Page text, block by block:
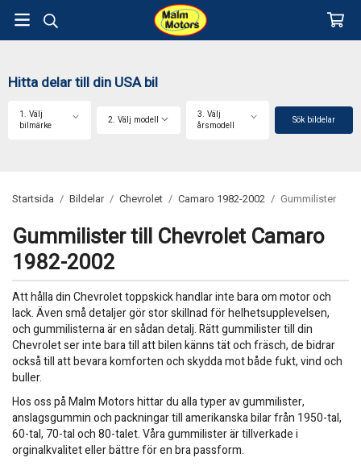
Hitta delar till din USA bil
1. Välj
bilmärke
2. Välj modell
3. Välj
årsmodell
Sök bildelar
Startsida / Bildelar / Chevrolet / Camaro 1982-2002 / Gummilister
Gummilister till Chevrolet Camaro
1982-2002
Att hålla din Chevrolet toppskick handlar inte bara om motor och
lack. Även små detaljer gör stor skillnad för helhetsupplevelsen,
och gummilisterna är en sådan detalj. Rätt gummilister till din
Chevrolet ser inte bara till att bilen känns tät och fräsch, de bidrar
också till att bevara komforten och skydda mot både fukt, vind och
buller.
Hos oss på Malm Motors hittar du alla typer av gummilister,
anslagsgummin och packningar till amerikanska bilar från 1950-tal,
60-tal, 70-tal och 80-talet. Våra gummilister är tillverkade i
orginalkvalitet eller bättre för en bra passform.